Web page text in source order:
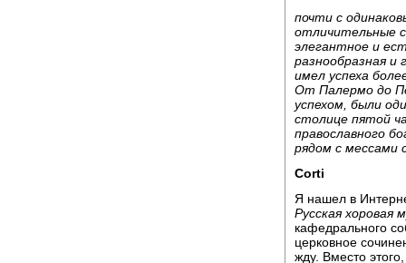
почти с
отличительные
элегантное и
разнообразная и
имел успеха
От Палермо до
успехом, были
столице пятой
православного
рядом с мессами
Corti
Я нашел в
Русская хоровая
кафедрального
церковное
жду. Вместо